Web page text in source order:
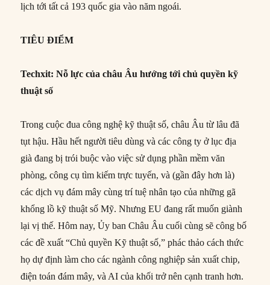
lịch tới tất cả 193 quốc gia vào năm ngoái.
TIÊU ĐIỂM
Techxit: Nỗ lực của châu Âu hướng tới chủ quyền kỹ
thuật số
Trong cuộc đua công nghệ kỹ thuật số, châu Âu từ lâu đã
tụt hậu. Hầu hết người tiêu dùng và các công ty ở lục địa
già đang bị trói buộc vào việc sử dụng phần mềm văn
phòng, công cụ tìm kiếm trực tuyến, và (gần đây hơn là)
các dịch vụ đám mây cùng trí tuệ nhân tạo của những gã
khổng lồ kỹ thuật số Mỹ. Nhưng EU đang rất muốn giành
lại vị thế. Hôm nay, Ủy ban Châu Âu cuối cùng sẽ công bố
các đề xuất “Chủ quyền Kỹ thuật số,” phác thảo cách thức
họ dự định làm cho các ngành công nghiệp sản xuất chip,
điện toán đám mây, và AI của khối trở nên cạnh tranh hơn.